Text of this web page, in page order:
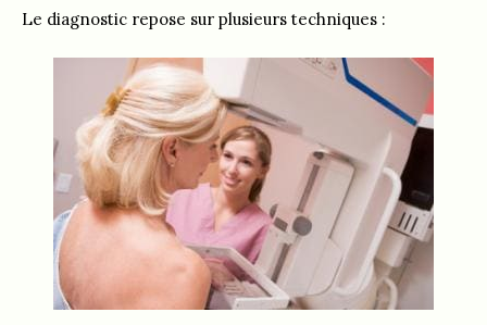
Le diagnostic repose sur plusieurs techniques :